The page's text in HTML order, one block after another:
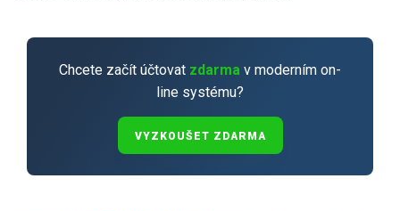
Chcete začít účtovat zdarma v moderním on-
line systému?
VYZKOUŠET ZDARMA